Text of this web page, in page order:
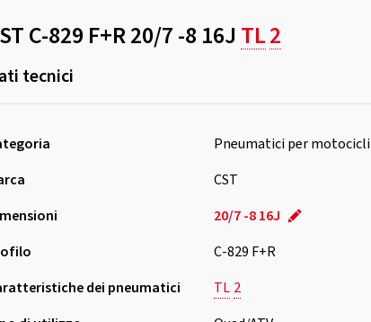
C-829 F+R 20/7 -8 16J TL2
tecnici
Pneumatici per motocicli
CST
20/7 -8 16J
C-829 F+R
dei pneumatici
TL 2